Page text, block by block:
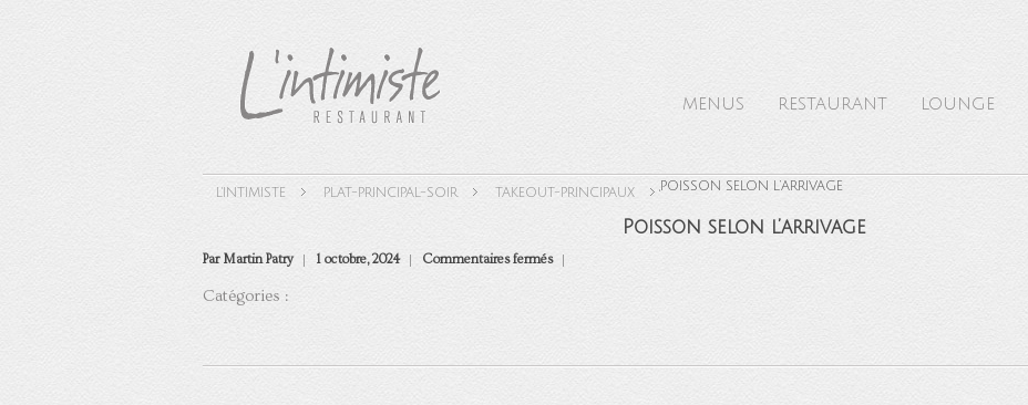
MENUS RESTAURANT LOUNGE
L'INTIMISTE PLAT-PRINCIPAL-SOIR ,
TAKEOUT-PRINCIPAUX POISSON SELON L’ARRIVAGE
Poisson selon l’arrivage
Par Martin Patry 1 octobre, 2024 Commentaires ferméssur
Poisson
Catégories :